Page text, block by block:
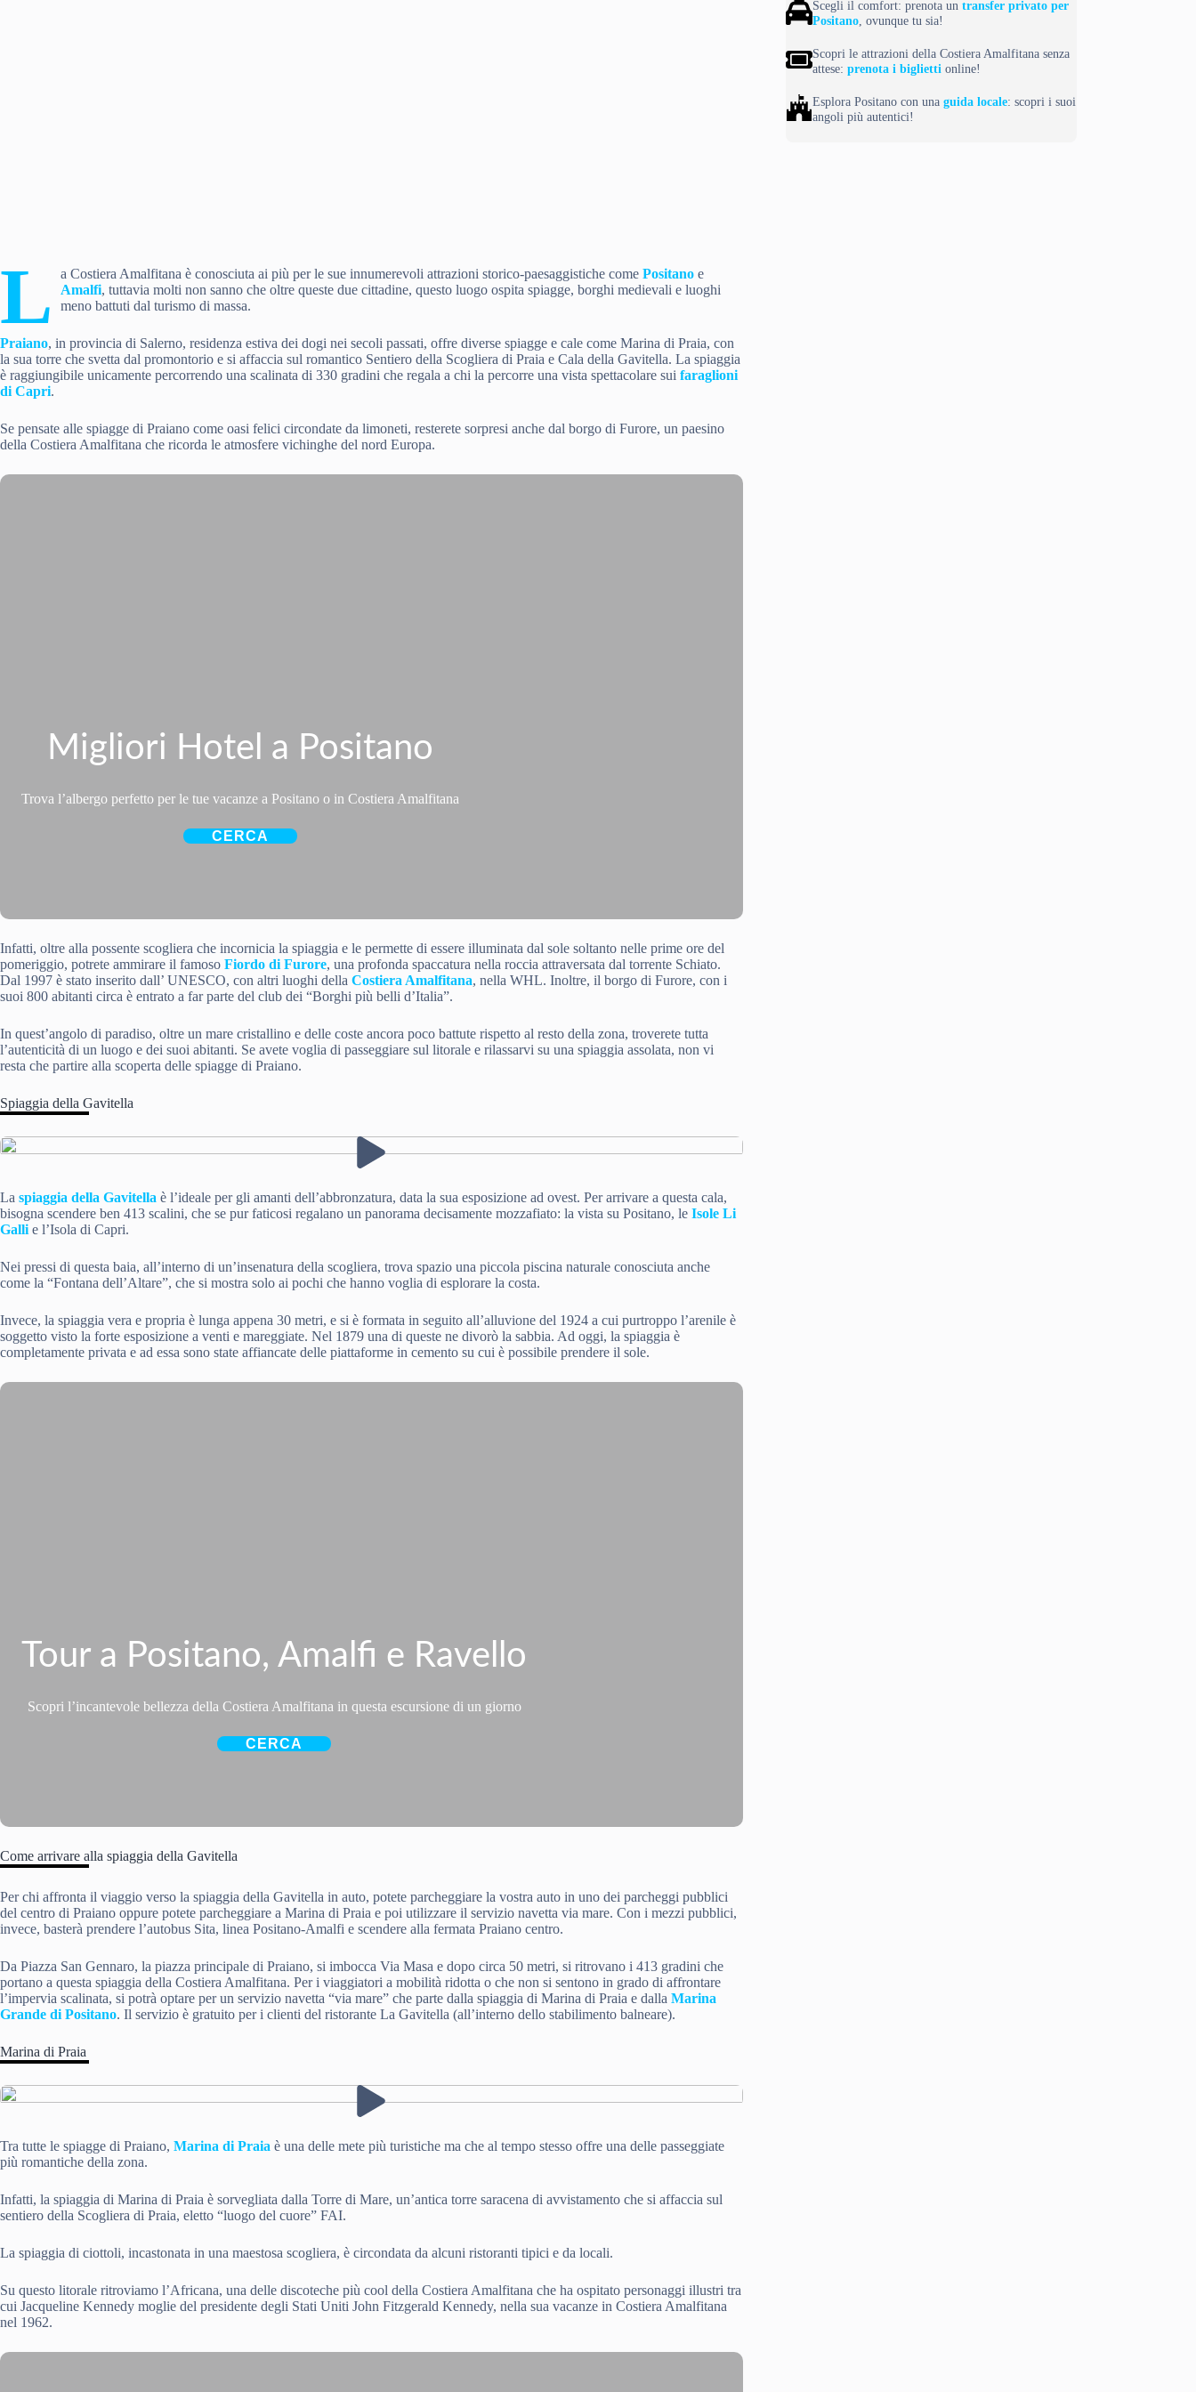
L a Costiera Amalfitana è conosciuta ai più per le sue innumerevoli attrazioni storico-paesaggistiche come Positanoe
Amalfi, tuttavia molti non sanno che oltre queste due cittadine, questo luogo ospita spiagge, borghi medievali e luoghi
meno battuti dal turismo di massa.
Praiano, in provincia di Salerno, residenza estiva dei dogi nei secoli passati, offre diverse spiagge e cale come Marina di Praia, con
la sua torre che svetta dal promontorio e si affaccia sul romantico Sentiero della Scogliera di Praia e Cala della Gavitella. La spiaggia
è raggiungibile unicamente percorrendo una scalinata di 330 gradini che regala a chi la percorre una vista spettacolare sui faraglioni
di Capri.
Se pensate alle spiagge di Praiano come oasi felici circondate da limoneti, resterete sorpresi anche dal borgo di Furore, un paesino
della Costiera Amalfitana che ricorda le atmosfere vichinghe del nord Europa.
Migliori Hotel a Positano
Trova l’albergo perfetto per le tue vacanze a Positano o in Costiera Amalfitana
CERCA
Infatti, oltre alla possente scogliera che incornicia la spiaggia e le permette di essere illuminata dal sole soltanto nelle prime ore del
pomeriggio, potrete ammirare il famoso Fiordo di Furore, una profonda spaccatura nella roccia attraversata dal torrente Schiato.
Dal 1997 è stato inserito dall’ UNESCO, con altri luoghi della Costiera Amalfitana, nella WHL. Inoltre, il borgo di Furore, con i
suoi 800 abitanti circa è entrato a far parte del club dei “Borghi più belli d’Italia”.
In quest’angolo di paradiso, oltre un mare cristallino e delle coste ancora poco battute rispetto al resto della zona, troverete tutta
l’autenticità di un luogo e dei suoi abitanti. Se avete voglia di passeggiare sul litorale e rilassarvi su una spiaggia assolata, non vi
resta che partire alla scoperta delle spiagge di Praiano.
Spiaggia della Gavitella
La spiaggia della Gavitella è l’ideale per gli amanti dell’abbronzatura, data la sua esposizione ad ovest. Per arrivare a questa cala,
bisogna scendere ben 413 scalini, che se pur faticosi regalano un panorama decisamente mozzafiato: la vista su Positano, le Isole Li
Galli e l’Isola di Capri.
Nei pressi di questa baia, all’interno di un’insenatura della scogliera, trova spazio una piccola piscina naturale conosciuta anche
come la “Fontana dell’Altare”, che si mostra solo ai pochi che hanno voglia di esplorare la costa.
Invece, la spiaggia vera e propria è lunga appena 30 metri, e si è formata in seguito all’alluvione del 1924 a cui purtroppo l’arenile è
soggetto visto la forte esposizione a venti e mareggiate. Nel 1879 una di queste ne divorò la sabbia. Ad oggi, la spiaggia è
completamente privata e ad essa sono state affiancate delle piattaforme in cemento su cui è possibile prendere il sole.
Tour a Positano, Amalfi e Ravello
Scopri l’incantevole bellezza della Costiera Amalfitana in questa escursione di un giorno
CERCA
Come arrivare alla spiaggia della Gavitella
Per chi affronta il viaggio verso la spiaggia della Gavitella in auto, potete parcheggiare la vostra auto in uno dei parcheggi pubblici
del centro di Praiano oppure potete parcheggiare a Marina di Praia e poi utilizzare il servizio navetta via mare. Con i mezzi pubblici,
invece, basterà prendere l’autobus Sita, linea Positano-Amalfi e scendere alla fermata Praiano centro.
Da Piazza San Gennaro, la piazza principale di Praiano, si imbocca Via Masa e dopo circa 50 metri, si ritrovano i 413 gradini che
portano a questa spiaggia della Costiera Amalfitana. Per i viaggiatori a mobilità ridotta o che non si sentono in grado di affrontare
l’impervia scalinata, si potrà optare per un servizio navetta “via mare” che parte dalla spiaggia di Marina di Praia e dalla Marina
Grande di Positano. Il servizio è gratuito per i clienti del ristorante La Gavitella (all’interno dello stabilimento balneare).
Marina di Praia
Tra tutte le spiagge di Praiano, Marina di Praia è una delle mete più turistiche ma che al tempo stesso offre una delle passeggiate
più romantiche della zona.
Infatti, la spiaggia di Marina di Praia è sorvegliata dalla Torre di Mare, un’antica torre saracena di avvistamento che si affaccia sul
sentiero della Scogliera di Praia, eletto “luogo del cuore” FAI.
La spiaggia di ciottoli, incastonata in una maestosa scogliera, è circondata da alcuni ristoranti tipici e da locali.
Su questo litorale ritroviamo l’Africana, una delle discoteche più cool della Costiera Amalfitana che ha ospitato personaggi illustri tra
cui Jacqueline Kennedy moglie del presidente degli Stati Uniti John Fitzgerald Kennedy, nella sua vacanze in Costiera Amalfitana
nel 1962.
Scegli il comfort: prenota untransfer privato per
Positano, ovunque tu sia!
Scopri le attrazioni della Costiera Amalfitana senza
attese:prenota i biglietti online!
Esplora Positano con unaguida locale: scopri i suoi
angoli più autentici!